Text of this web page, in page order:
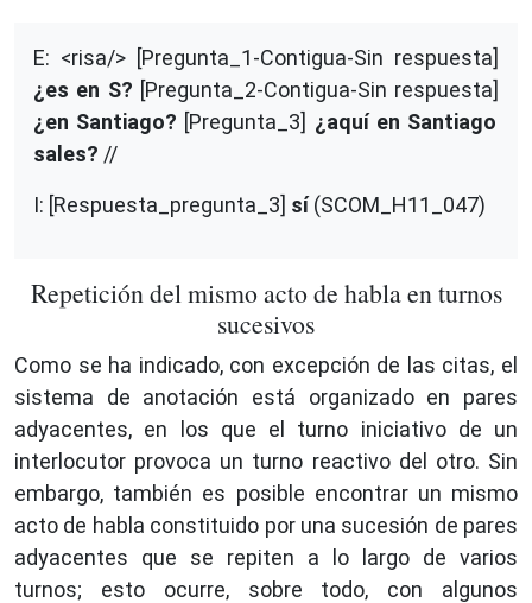
E: <risa/> [Pregunta_1-Contigua-Sin respuesta]
¿es en S? [Pregunta_2-Contigua-Sin respuesta]
¿en Santiago? [Pregunta_3] ¿aquí en Santiago
sales? //
I: [Respuesta_pregunta_3] sí(SCOM_H11_047)
Repetición del mismo acto de habla en turnos
sucesivos
Como se ha indicado, con excepción de las citas, el
sistema de anotación está organizado en pares
adyacentes, en los que el turno iniciativo de un
interlocutor provoca un turno reactivo del otro. Sin
embargo, también es posible encontrar un mismo
acto de habla constituido por una sucesión de pares
adyacentes que se repiten a lo largo de varios
turnos; esto ocurre, sobre todo, con algunos